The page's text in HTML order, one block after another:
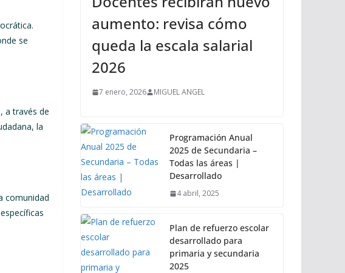
se
a través de
la
comunidad
aumento: revisa cómo
queda la escala salarial
2026
7 enero, 2026 MIGUEL ANGEL
Programación Anual
2025 de Secundaria –
Todas las áreas |
Desarrollado
4 abril, 2025
Plan de refuerzo escolar
desarrollado para
primaria y secundaria
2025